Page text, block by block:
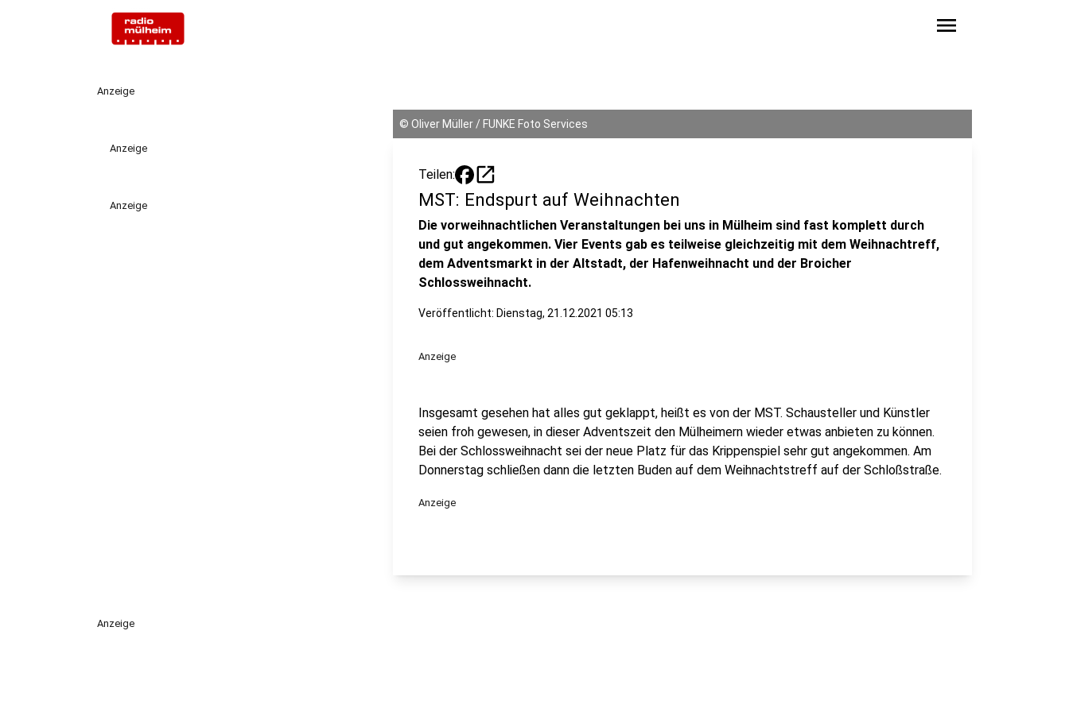
menu
Anzeige
Anzeige
Anzeige
© Oliver Müller / FUNKE Foto Services
Teilen: open_in_new
MST: Endspurt auf Weihnachten
Die vorweihnachtlichen Veranstaltungen bei uns in Mülheim sind fast komplett durch
und gut angekommen. Vier Events gab es teilweise gleichzeitig mit dem Weihnachtreff,
dem Adventsmarkt in der Altstadt, der Hafenweihnacht und der Broicher
Schlossweihnacht.
Veröffentlicht: Dienstag, 21.12.2021 05:13
Anzeige
Insgesamt gesehen hat alles gut geklappt, heißt es von der MST. Schausteller und Künstler
seien froh gewesen, in dieser Adventszeit den Mülheimern wieder etwas anbieten zu können.
Bei der Schlossweihnacht sei der neue Platz für das Krippenspiel sehr gut angekommen. Am
Donnerstag schließen dann die letzten Buden auf dem Weihnachtstreff auf der Schloßstraße.
Anzeige
Anzeige